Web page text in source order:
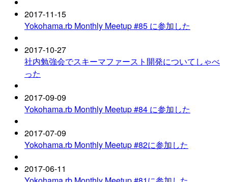
2017-11-15
Yokohama.rb Monthly Meetup #85 に参加した
2017-10-27
社内勉強会でスキーマファースト開発についてしゃべ
った
2017-09-09
Yokohama.rb Monthly Meetup #84 に参加した
2017-07-09
Yokohama.rb Monthly Meetup #82に参加した
2017-06-11